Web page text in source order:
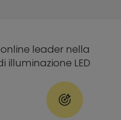
leader nella
illuminazione LED